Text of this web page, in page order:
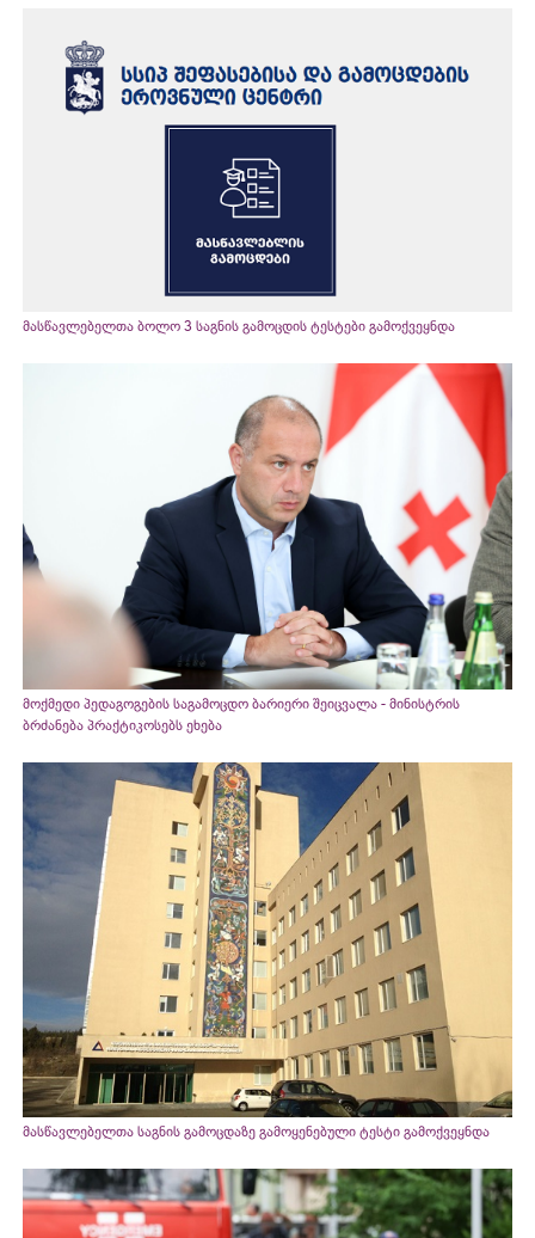
მასწავლებელთა ბოლო 3 საგნის გამოცდის ტესტები გამოქვეყნდა
მოქმედი პედაგოგების საგამოცდო ბარიერი შეიცვალა - მინისტრის
ბრძანება პრაქტიკოსებს ეხება
მასწავლებელთა საგნის გამოცდაზე გამოყენებული ტესტი გამოქვეყნდა